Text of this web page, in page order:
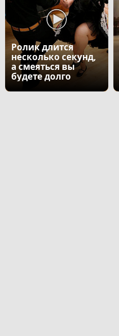
Ролик длится
несколько секунд,
а смеяться вы
будете долго